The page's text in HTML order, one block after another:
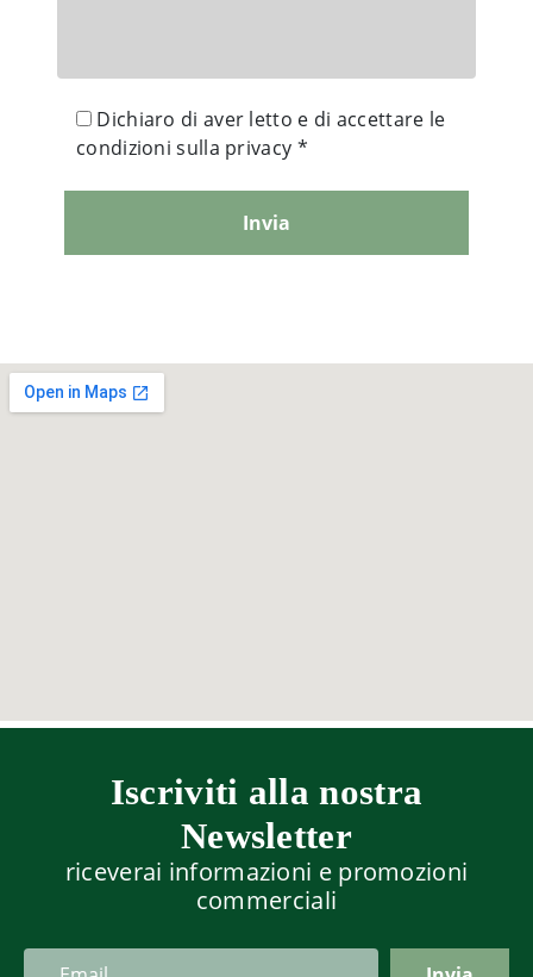
Dichiaro di aver letto e di accettare le
condizioni sulla privacy *
Iscriviti alla nostra
Newsletter
riceverai informazioni e promozioni
commerciali